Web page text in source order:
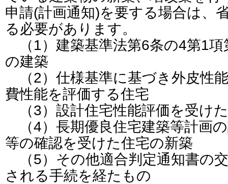
申請(計画通知)を要する場合は、
る必要があります。
（1）建築基準法第6条の4第1項
の建築
（2）仕様基準に基づき外皮性
費性能を評価する住宅
（3）設計住宅性能評価を受け
（4）長期優良住宅建築等計画
等の確認を受けた住宅の新築
（5）その他適合判定通知書の
される手続を経たもの